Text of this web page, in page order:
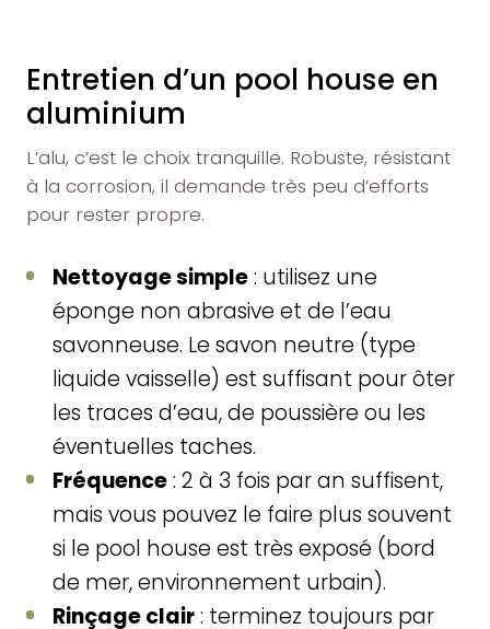
Entretien d’un pool house en
aluminium
L’alu, c’est le choix tranquille. Robuste, résistant
à la corrosion, il demande très peu d’efforts
pour rester propre.
Nettoyage simple: utilisez une
éponge non abrasive et de l’eau
savonneuse. Le savon neutre (type
liquide vaisselle) est suffisant pour ôter
les traces d’eau, de poussière ou les
éventuelles taches.
Fréquence: 2 à 3 fois par an suffisent,
mais vous pouvez le faire plus souvent
si le pool house est très exposé (bord
de mer, environnement urbain).
Rinçage clair: terminez toujours par